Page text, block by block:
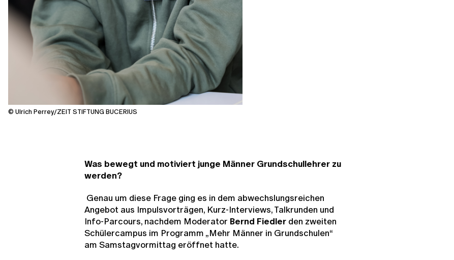
© Ulrich Perrey/ZEIT STIFTUNG BUCERIUS
Was bewegt und motiviert junge Männer Grundschullehrer zu
werden?
Genau um diese Frage ging es in dem abwechslungsreichen
Angebot aus Impulsvorträgen, Kurz-Interviews, Talkrunden und
Info-Parcours, nachdem Moderator Bernd Fiedler den zweiten
Schülercampus im Programm „Mehr Männer in Grundschulen“
am Samstagvormittag eröffnet hatte.